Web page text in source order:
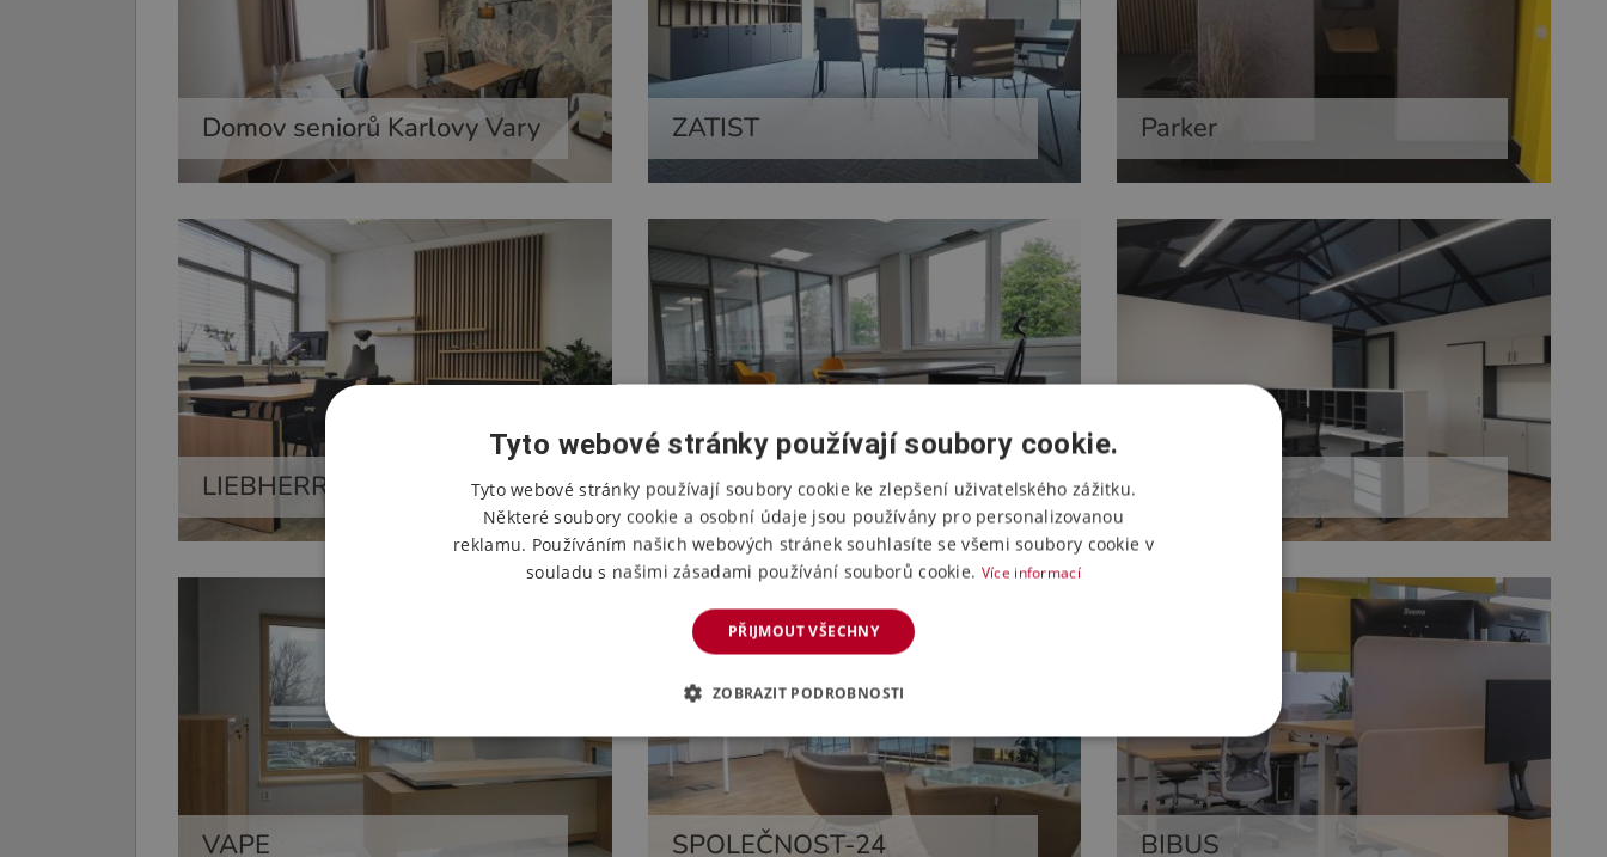
Domov seniorů Karlovy Vary ZATIST Parker
LIEBHERR SVS FEM Brno
VAPE SPOLEČNOST-24 BIBUS
Tyto webové stránky používají soubory cookie.
Tyto webové stránky používají soubory cookie ke zlepšení uživatelského zážitku.
Některé soubory cookie a osobní údaje jsou používány pro personalizovanou
reklamu. Používáním našich webových stránek souhlasíte se všemi soubory cookie v
souladu s našimi zásadami používání souborů cookie. Více informací
PŘIJMOUT VŠECHNY
ZOBRAZIT PODROBNOSTI